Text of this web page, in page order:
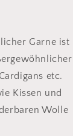
Garne ist
etc.
Kissen und
Wolle